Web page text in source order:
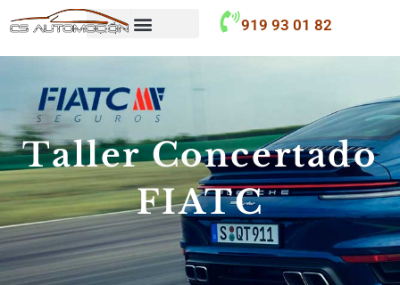
contenido
919 93 01 82
Taller Concertado
FIATC